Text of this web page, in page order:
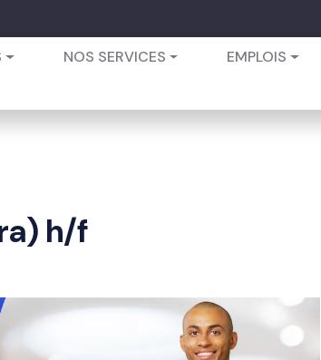
NOS SERVICES EMPLOIS
h/f